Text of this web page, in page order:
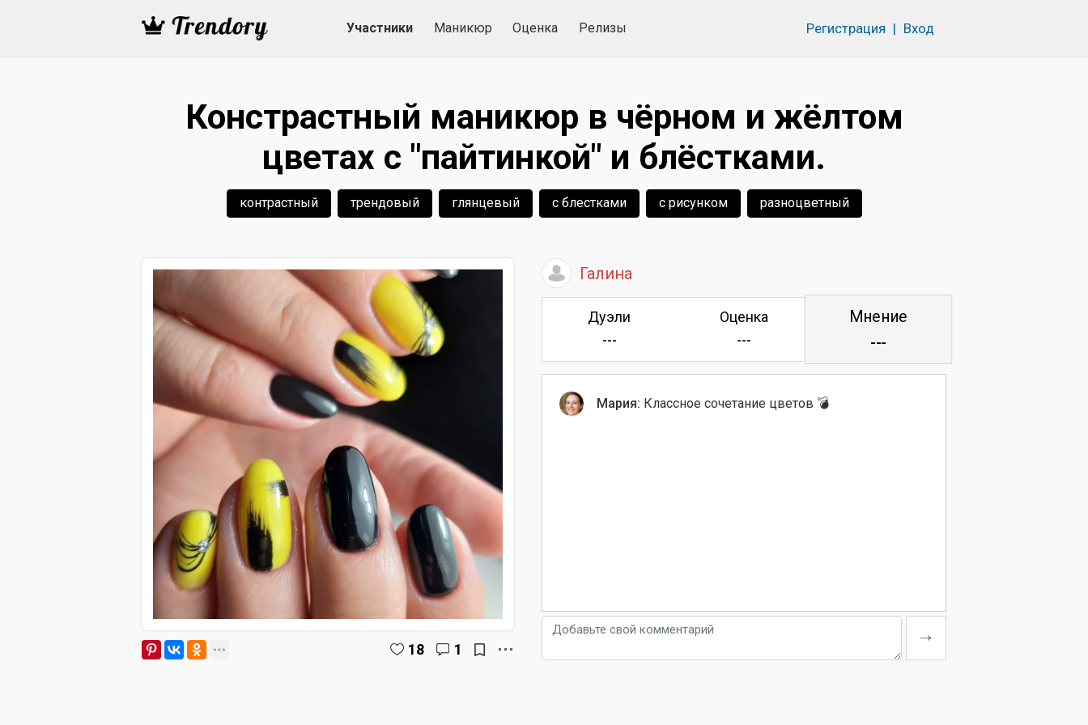
Участники Маникюр Оценка Релизы Регистрация | Вход
Констрастный маникюр в чёрном и жёлтом
цветах с "пайтинкой" и блёстками.
контрастный трендовый глянцевый с блестками с рисунком разноцветный
18 1
Галина
Дуэли
---
Оценка
---
Мнение
---
Мария: Классное сочетание цветов 💣